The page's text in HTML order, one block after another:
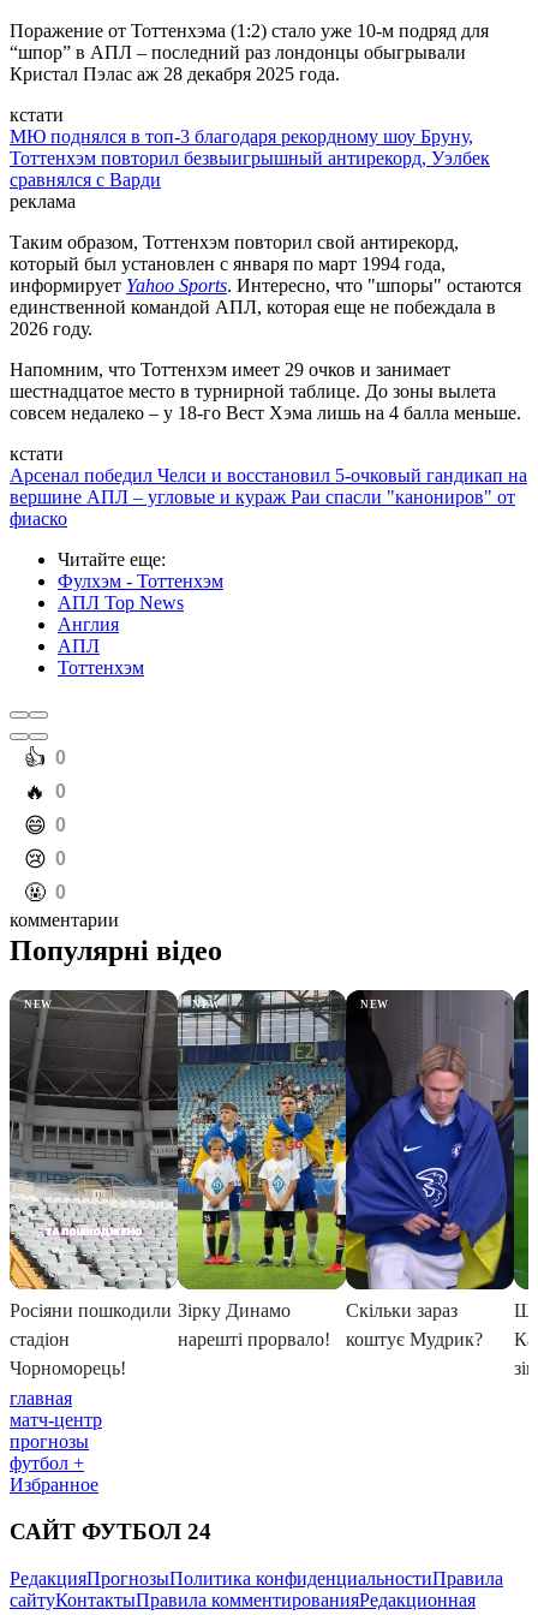
Поражение от Тоттенхэма (1:2) стало уже 10-м подряд для
“шпор” в АПЛ – последний раз лондонцы обыгрывали
Кристал Пэлас аж 28 декабря 2025 года.
кстати
МЮ поднялся в топ-3 благодаря рекордному шоу Бруну,
Тоттенхэм повторил безвыигрышный антирекорд, Уэлбек
сравнялся с Варди
реклама
Таким образом, Тоттенхэм повторил свой антирекорд,
который был установлен с января по март 1994 года,
информирует Yahoo Sports. Интересно, что "шпоры" остаются
единственной командой АПЛ, которая еще не побеждала в
2026 году.
Напомним, что Тоттенхэм имеет 29 очков и занимает
шестнадцатое место в турнирной таблице. До зоны вылета
совсем недалеко – у 18-го Вест Хэма лишь на 4 балла меньше.
кстати
Арсенал победил Челси и восстановил 5-очковый гандикап на
вершине АПЛ – угловые и кураж Раи спасли "канониров" от
фиаско
Читайте еще:
Фулхэм - Тоттенхэм
АПЛ Top News
Англия
АПЛ
Тоттенхэм
️👍 0
️🔥 0
️😄 0
️😢 0
️🤬 0
комментарии
главная
матч-центр
прогнозы
футбол +
Избранное
САЙТ ФУТБОЛ 24
РедакцияПрогнозыПолитика конфиденциальностиПравила
сайтуКонтактыПравила комментированияРедакционная